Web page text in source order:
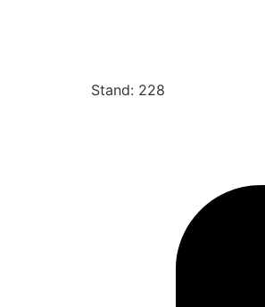
Stand: 228